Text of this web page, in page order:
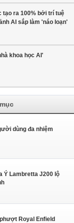
tạo ra 100% bởi trí tuệ
AI sắp làm 'náo loạn'
khoa học AI'
dùng đa nhiệm
Ý Lambretta J200 lộ
Royal Enfield